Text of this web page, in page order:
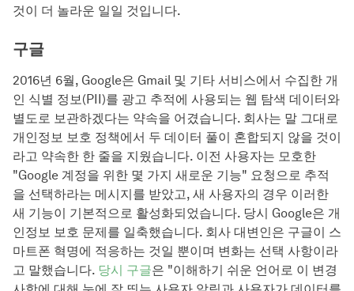
것이 더 놀라운 일일 것입니다.
구글
2016년 6월, Google은 Gmail 및 기타 서비스에서 수집한 개
인 식별 정보(PII)를 광고 추적에 사용되는 웹 탐색 데이터와
별도로 보관하겠다는 약속을 어겼습니다. 회사는 말 그대로
개인정보 보호 정책에서 두 데이터 풀이 혼합되지 않을 것이
라고 약속한 한 줄을 지웠습니다. 이전 사용자는 모호한
"Google 계정을 위한 몇 가지 새로운 기능" 요청으로 추적
을 선택하라는 메시지를 받았고, 새 사용자의 경우 이러한
새 기능이 기본적으로 활성화되었습니다. 당시 Google은 개
인정보 보호 문제를 일축했습니다. 회사 대변인은 구글이 스
마트폰 혁명에 적응하는 것일 뿐이며 변화는 선택 사항이라
고 말했습니다. 당시 구글은 "이해하기 쉬운 언어로 이 변경